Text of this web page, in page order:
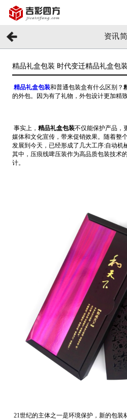
资讯
精品礼盒包装 时代变迁精品礼盒包
方]
精品礼盒包装和普通包装盒有什么区别？
的外包。因为有了礼物，外包设计更加精
事实上， 精品礼盒包装不仅能保护产品，
媒体和文化宣传，带来促销效果。随着整
发展到今天，已经形成了几大工序:自动机
其中，压痕线啤压装作为高品质包装技术
计。
21世纪的主体之一是环境保护，新的包装